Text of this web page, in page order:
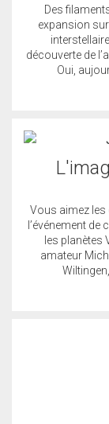
Des
expansion
découverte de
Oui,
Vous aimez
l’événement
les planètes
amateur